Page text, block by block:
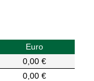
Euro
0,00 €
0,00 €